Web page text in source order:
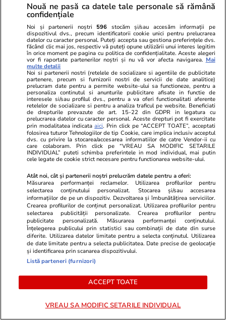
ZiaruldeIasi.ro
Proiectul imobiliar pregătit lângă
Lidl Moara de Foc este scos la
vânzare. Dezvoltatorul este
asociat în piață cu un alt proiect
de anvergură
Fanatik.ro
O nouă
Varga?
plătească
la ora
excluderea
ULTIMELE ȘTIRI
Știri România
Nicușor Dan a ajuns cu trenul la Kiev pentru
Summitul Ucraina – Europa de Sud-Est. Cine l-
a așteptat în gară
Știri Externe 11:43
Țara în care se vorbesc 843 de limbi, deși are
mai puțin de 12 milioane de locuitori. La polul
opus, Coreea de Nord are doar două
Nouă ne pasă ca datele tale personale să rămână
confidențiale
Noi și partenerii noștri 596 stocăm și/sau accesăm informații pe
dispozitivul dvs., precum identificatorii cookie unici pentru prelucrarea
datelor cu caracter personal. Puteți accepta sau gestiona preferințele dvs.
făcând clic mai jos, respectiv vă puteți opune utilizării unui interes legitim
în orice moment pe pagina cu politica de confidențialitate. Aceste alegeri
vor fi raportate partenerilor noștri și nu vă vor afecta navigarea. Mai
multe detalii
Noi si partenerii nostri (retelele de socializare si agentiile de publicitate
partenere, precum si furnizorii nostri de servicii de date analitice)
prelucram date pentru a permite website-ului sa functioneze, pentru a
personaliza continutul si anunturile publicitare afisate in functie de
interesele si/sau profilul dvs., pentru a va oferi functionalitati aferente
retelelor de socializare si pentru a analiza traficul pe website. Beneficiati
de drepturile prevazute de art. 15-22 din GDPR in legatura cu
prelucrarea datelor cu caracter personal. Aceste drepturi pot fi exercitate
prin modalitatea indicataaici. Prin click pe “ACCEPT TOATE”, acceptati
folosirea tuturor Tehnologiilor de tip Cookie, care implica inclusiv acceptul
dvs. cu privire la stocarea/accesarea informatiilor de catre Vendor-ii cu
care colaboram. Prin click pe “VREAU SA MODIFIC SETARILE
INDIVIDUAL” puteti schimba preferintele in mod individual, mai putin
cele legate de cookie strict necesare pentru functionarea website-ului.
Atât noi, cât și partenerii noștri prelucrăm datele pentru a oferi:
Măsurarea performanței reclamelor. Utilizarea profilurilor pentru
selectarea conținutului personalizat. Stocarea și/sau accesarea
informațiilor de pe un dispozitiv. Dezvoltarea și îmbunătățirea serviciilor.
Crearea profilurilor de conținut personalizat. Utilizarea profilurilor pentru
selectarea publicității personalizate. Crearea profilurilor pentru
publicitate personalizată. Măsurarea performanței conținutului.
Înțelegerea publicului prin statistici sau combinații de date din surse
diferite. Utilizarea datelor limitate pentru a selecta conținutul. Utilizarea
de date limitate pentru a selecta publicitatea. Date precise de geolocație
și identificarea prin scanarea dispozitivului.
Listă parteneri (furnizori)
ACCEPT TOATE
VREAU SA MODIFIC SETARILE INDIVIDUAL